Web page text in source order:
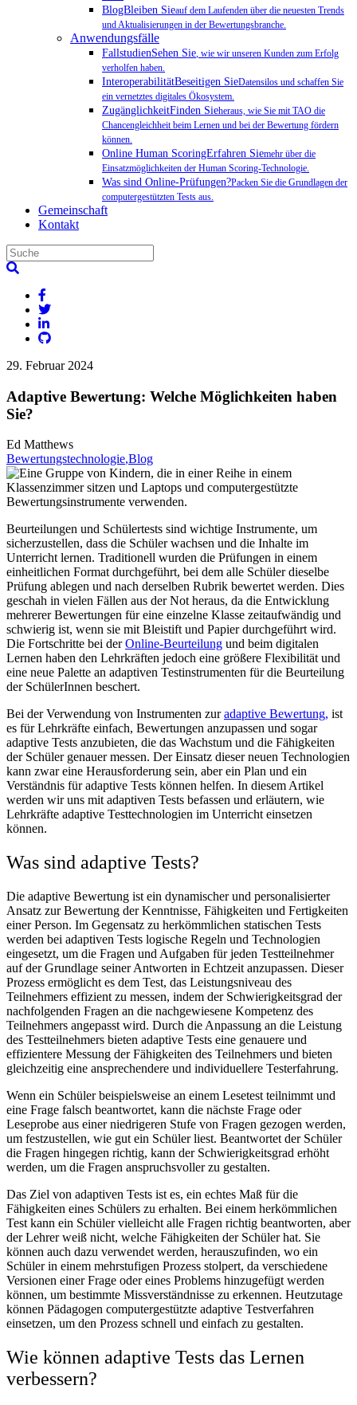
BlogBleiben Sieauf dem Laufenden über die neuesten Trends
und Aktualisierungen in der Bewertungsbranche.
Anwendungsfälle
FallstudienSehen Sie, wie wir unseren Kunden zum Erfolg
verholfen haben.
InteroperabilitätBeseitigen SieDatensilos und schaffen Sie
ein vernetztes digitales Ökosystem.
ZugänglichkeitFinden Sieheraus, wie Sie mit TAO die
Chancengleichheit beim Lernen und bei der Bewertung fördern
können.
Online Human ScoringErfahren Siemehr über die
Einsatzmöglichkeiten der Human Scoring-Technologie.
Was sind Online-Prüfungen?Packen Sie die Grundlagen der
computergestützten Tests aus.
Gemeinschaft
Kontakt
29. Februar 2024
Adaptive Bewertung: Welche Möglichkeiten haben
Sie?
Ed Matthews
Bewertungstechnologie,Blog
Beurteilungen und Schülertests sind wichtige Instrumente, um
sicherzustellen, dass die Schüler wachsen und die Inhalte im
Unterricht lernen. Traditionell wurden die Prüfungen in einem
einheitlichen Format durchgeführt, bei dem alle Schüler dieselbe
Prüfung ablegen und nach derselben Rubrik bewertet werden. Dies
geschah in vielen Fällen aus der Not heraus, da die Entwicklung
mehrerer Bewertungen für eine einzelne Klasse zeitaufwändig und
schwierig ist, wenn sie mit Bleistift und Papier durchgeführt wird.
Die Fortschritte bei derOnline-Beurteilung und beim digitalen
Lernen haben den Lehrkräften jedoch eine größere Flexibilität und
eine neue Palette an adaptiven Testinstrumenten für die Beurteilung
der SchülerInnen beschert.
Bei der Verwendung von Instrumenten zuradaptive Bewertung, ist
es für Lehrkräfte einfach, Bewertungen anzupassen und sogar
adaptive Tests anzubieten, die das Wachstum und die Fähigkeiten
der Schüler genauer messen. Der Einsatz dieser neuen Technologien
kann zwar eine Herausforderung sein, aber ein Plan und ein
Verständnis für adaptive Tests können helfen. In diesem Artikel
werden wir uns mit adaptiven Tests befassen und erläutern, wie
Lehrkräfte adaptive Testtechnologien im Unterricht einsetzen
können.
Was sind adaptive Tests?
Die adaptive Bewertung ist ein dynamischer und personalisierter
Ansatz zur Bewertung der Kenntnisse, Fähigkeiten und Fertigkeiten
einer Person. Im Gegensatz zu herkömmlichen statischen Tests
werden bei adaptiven Tests logische Regeln und Technologien
eingesetzt, um die Fragen und Aufgaben für jeden Testteilnehmer
auf der Grundlage seiner Antworten in Echtzeit anzupassen. Dieser
Prozess ermöglicht es dem Test, das Leistungsniveau des
Teilnehmers effizient zu messen, indem der Schwierigkeitsgrad der
nachfolgenden Fragen an die nachgewiesene Kompetenz des
Teilnehmers angepasst wird. Durch die Anpassung an die Leistung
des Testteilnehmers bieten adaptive Tests eine genauere und
effizientere Messung der Fähigkeiten des Teilnehmers und bieten
gleichzeitig eine ansprechendere und individuellere Testerfahrung.
Wenn ein Schüler beispielsweise an einem Lesetest teilnimmt und
eine Frage falsch beantwortet, kann die nächste Frage oder
Leseprobe aus einer niedrigeren Stufe von Fragen gezogen werden,
um festzustellen, wie gut ein Schüler liest. Beantwortet der Schüler
die Fragen hingegen richtig, kann der Schwierigkeitsgrad erhöht
werden, um die Fragen anspruchsvoller zu gestalten.
Das Ziel von adaptiven Tests ist es, ein echtes Maß für die
Fähigkeiten eines Schülers zu erhalten. Bei einem herkömmlichen
Test kann ein Schüler vielleicht alle Fragen richtig beantworten, aber
der Lehrer weiß nicht, welche Fähigkeiten der Schüler hat. Sie
können auch dazu verwendet werden, herauszufinden, wo ein
Schüler in einem mehrstufigen Prozess stolpert, da verschiedene
Versionen einer Frage oder eines Problems hinzugefügt werden
können, um bestimmte Missverständnisse zu erkennen. Heutzutage
können Pädagogen computergestützte adaptive Testverfahren
einsetzen, um den Prozess schnell und einfach zu gestalten.
Wie können adaptive Tests das Lernen
verbessern?